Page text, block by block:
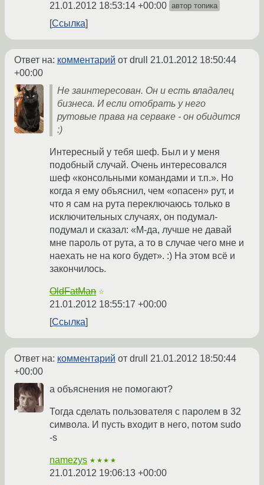
21.01.2012 18:53:14 +00:00 автор топика
Ссылка
Ответ на: комментарий от drull 21.01.2012 18:50:44
+00:00
Не заинтересован. Он и есть владалец
бизнеса. И если отобрать у него
рутовые права на серваке - он обидится
:)
Интересный у тебя шеф. Был и у меня
подобный случай. Очень интересовался
шеф «консольными командами и т.п.». Но
когда я ему объяснил, чем «опасен» рут, и
что я сам на рута переключаюсь только в
исключительных случаях, он подумал-
подумал и сказал: «М-да, лучше не давай
мне пароль от рута, а то в случае чего мне и
наехать не на кого будет». :) На этом всё и
закончилось.
OldFatMan ☆
21.01.2012 18:55:17 +00:00
Ссылка
Ответ на: комментарий от drull 21.01.2012 18:50:44
+00:00
а объяснения не помогают?
Тогда сделать пользователя с паролем в 32
символа. И пусть входит в него, потом sudo
-s
namezys ★★★★
21.01.2012 19:06:13 +00:00